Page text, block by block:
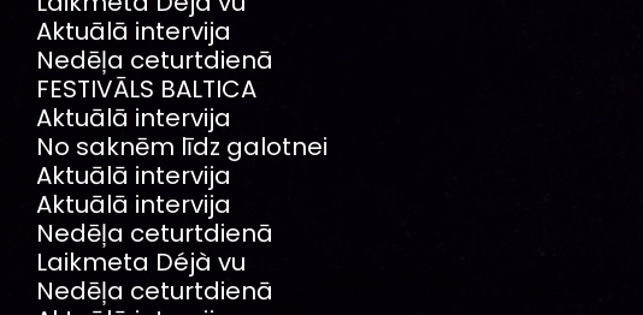
Aktuālā intervija
Nedēļa ceturtdienā
FESTIVĀLS BALTICA
Aktuālā intervija
No saknēm līdz galotnei
Aktuālā intervija
Aktuālā intervija
Nedēļa ceturtdienā
Laikmeta Déjà vu
Nedēļa ceturtdienā